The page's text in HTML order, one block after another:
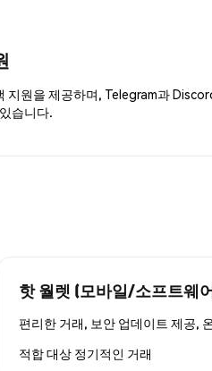
지원을 제공하며, Telegram과
습니다.
핫 월렛 (모바일/소프트웨
편리한 거래, 보안 업데이트 제공,
적합 대상 정기적인 거래